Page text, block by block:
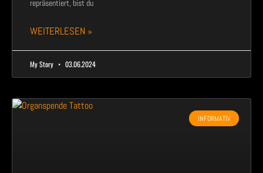
repräsentiert, bist du
WEITERLESEN »
My Story 03.06.2024
INFORMATIV